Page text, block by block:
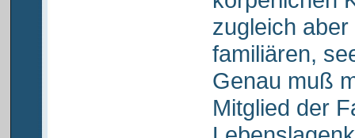
zugleich
familiären,
Genau muß
Mitglied der